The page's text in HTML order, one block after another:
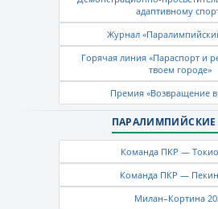
адаптивному
Журнал
Горячая линия «Параспорт и
твоем городе»
Премия «Возвращение
ПАРАЛИМПИЙСКИЕ
Команда ПКР —
Команда ПКР —
Милан–Кортина